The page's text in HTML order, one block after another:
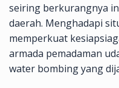
seiring berkurangnya
daerah. Menghadapi
memperkuat
armada pemadaman
water bombing yang